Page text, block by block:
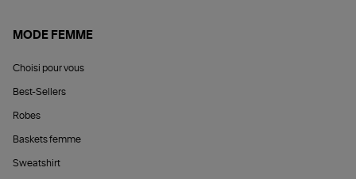
MODE FEMME
Choisi pour vous
Best-Sellers
Robes
Baskets femme
Sweatshirt